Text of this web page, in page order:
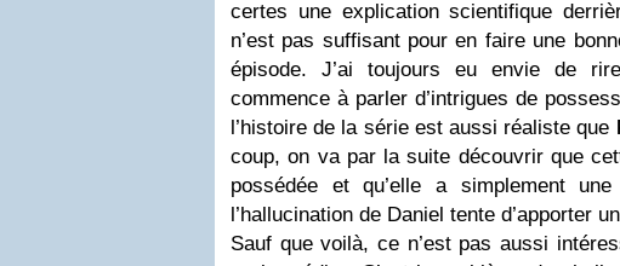
certes une explication scientifique
n’est pas suffisant pour en faire une
épisode. J’ai toujours eu envie de
commence à parler d’intrigues de
l’histoire de la série est aussi réaliste que
coup, on va par la suite découvrir que
possédée et qu’elle a simplement
l’hallucination de Daniel tente d’apporter
Sauf que voilà, ce n’est pas aussi